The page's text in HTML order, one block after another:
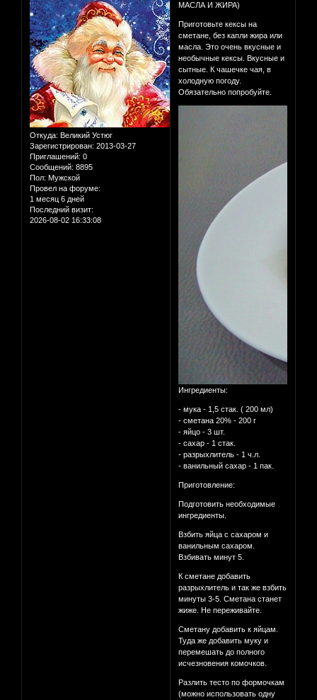
Откуда: Великий Устюг
Зарегистрирован: 2013-03-27
Приглашений: 0
Сообщений: 8895
Пол: Мужской
Провел на форуме:
1 месяц 6 дней
Последний визит:
2026-08-02 16:33:08
МАСЛА И ЖИРА)
Приготовьте кексы на
сметане, без капли жира или
масла. Это очень вкусные и
необычные кексы. Вкусные и
сытные. К чашечке чая, в
холодную погоду.
Обязательно попробуйте.
Ингредиенты:
- мука - 1,5 стак. ( 200 мл)
- сметана 20% - 200 г
- яйцо - 3 шт.
- сахар - 1 стак.
- разрыхлитель - 1 ч.л.
- ванильный сахар - 1 пак.
Приготовление:
Подготовить необходимые
ингредиенты.
Взбить яйца с сахаром и
ванильным сахаром.
Взбивать минут 5.
К сметане добавить
разрыхлитель и так же взбить
минуты 3-5. Сметана станет
жиже. Не переживайте.
Сметану добавить к яйцам.
Туда же добавить муку и
перемешать до полного
исчезновения комочков.
Разлить тесто по формочкам
(можно использовать одну